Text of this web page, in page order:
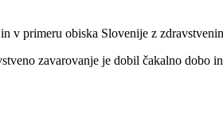
v primeru obiska Slovenije z
zavarovanje je dobil čakalno dobo